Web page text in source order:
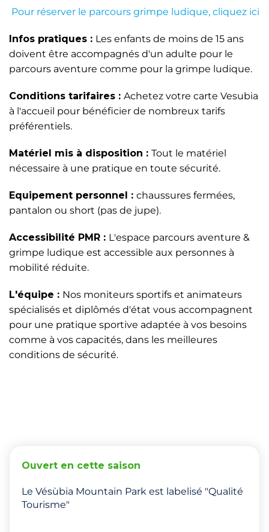
Pour réserver le parcours grimpe ludique, cliquez ici
Infos pratiques : Les enfants de moins de 15 ans
doivent être accompagnés d'un adulte pour le
parcours aventure comme pour la grimpe ludique.
Conditions tarifaires : Achetez votre carte Vesubia
à l'accueil pour bénéficier de nombreux tarifs
préférentiels.
Matériel mis à disposition : Tout le matériel
nécessaire à une pratique en toute sécurité.
Equipement personnel : chaussures fermées,
pantalon ou short (pas de jupe).
Accessibilité PMR : L'espace parcours aventure &
grimpe ludique est accessible aux personnes à
mobilité réduite.
L'équipe : Nos moniteurs sportifs et animateurs
spécialisés et diplômés d'état vous accompagnent
pour une pratique sportive adaptée à vos besoins
comme à vos capacités, dans les meilleures
conditions de sécurité.
Ouvert en cette saison
Le Vésùbia Mountain Park est labelisé "Qualité
Tourisme"